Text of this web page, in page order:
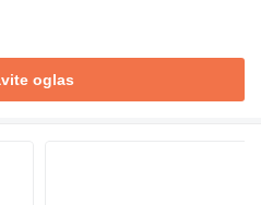
oglas